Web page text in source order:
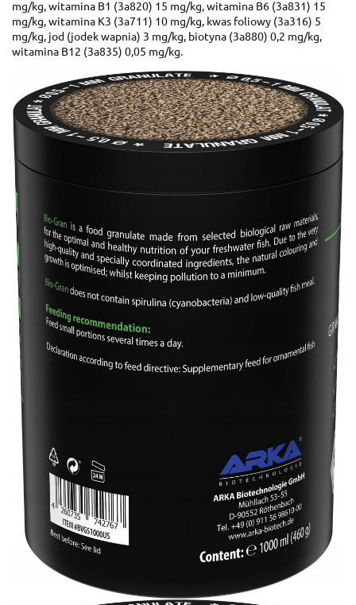
mg/kg, witamina B1 (3a820) 15 mg/kg, witamina B6 (3a831) 15
mg/kg, witamina K3 (3a711) 10 mg/kg, kwas foliowy (3a316) 5
mg/kg, jod (jodek wapnia) 3 mg/kg, biotyna (3a880) 0,2 mg/kg,
witamina B12 (3a835) 0,05 mg/kg.